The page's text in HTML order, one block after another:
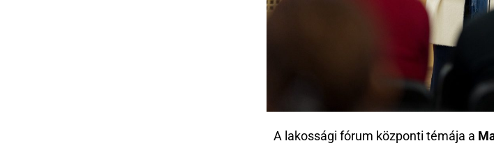
A lakossági fórum központi témája a